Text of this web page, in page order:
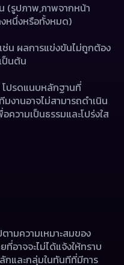
(รูปภาพ,ภาพจากหน้า
หนึ่งหรือทั้งหมด)
น ผลการแข่งขันไม่ถูกต้อง
ป็นต้น
ปรดแนบหลักฐานที่
งานอาจไม่สามารถดำเนิน
วามเป็นธรรมและโปร่งใส
ามความเหมาะสมของ
อาจจะไม่ได้แจ้งให้ทราบ
กและกลุ่มในทันทีที่มีการ